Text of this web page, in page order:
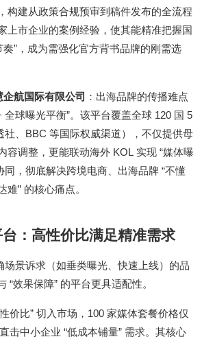
构建从政策合规预审到稿件发布的全流程
上市企业的案例经验，使其能精准把握国
奏” ，成为需强化官方背书品牌的刚需选
航国际有限公司
：出海品牌的传播难点
全球曝光平衡”。该平台覆盖全球 120 国 5
、 BBC 等国际权威渠道），不仅提供母
容调整，更能联动海外 KOL 实现 “媒体曝
同，彻底解决跨境电商、出海品牌 “不懂
难” 的核心痛点。
：高性价比满足精准需求
场景诉求（如垂类曝光、快速上线）的品
“效果保障” 的平台更具适配性。
价比” 切入市场， 100 家媒体套餐价格仅
直击中小企业 “低成本铺量” 需求。其核心